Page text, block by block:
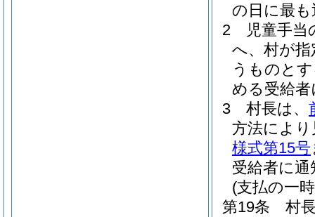
の日に最
2
児童手
へ、村が
うものと
める受給
3
村長は、
方法によ
様式第15号
受給者に
(支払の一
第19条
村